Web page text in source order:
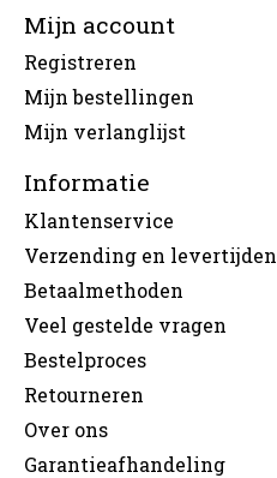
Mijn account
Registreren
Mijn bestellingen
Mijn verlanglijst
Informatie
Klantenservice
Verzending en levertijden
Betaalmethoden
Veel gestelde vragen
Bestelproces
Retourneren
Over ons
Garantieafhandeling